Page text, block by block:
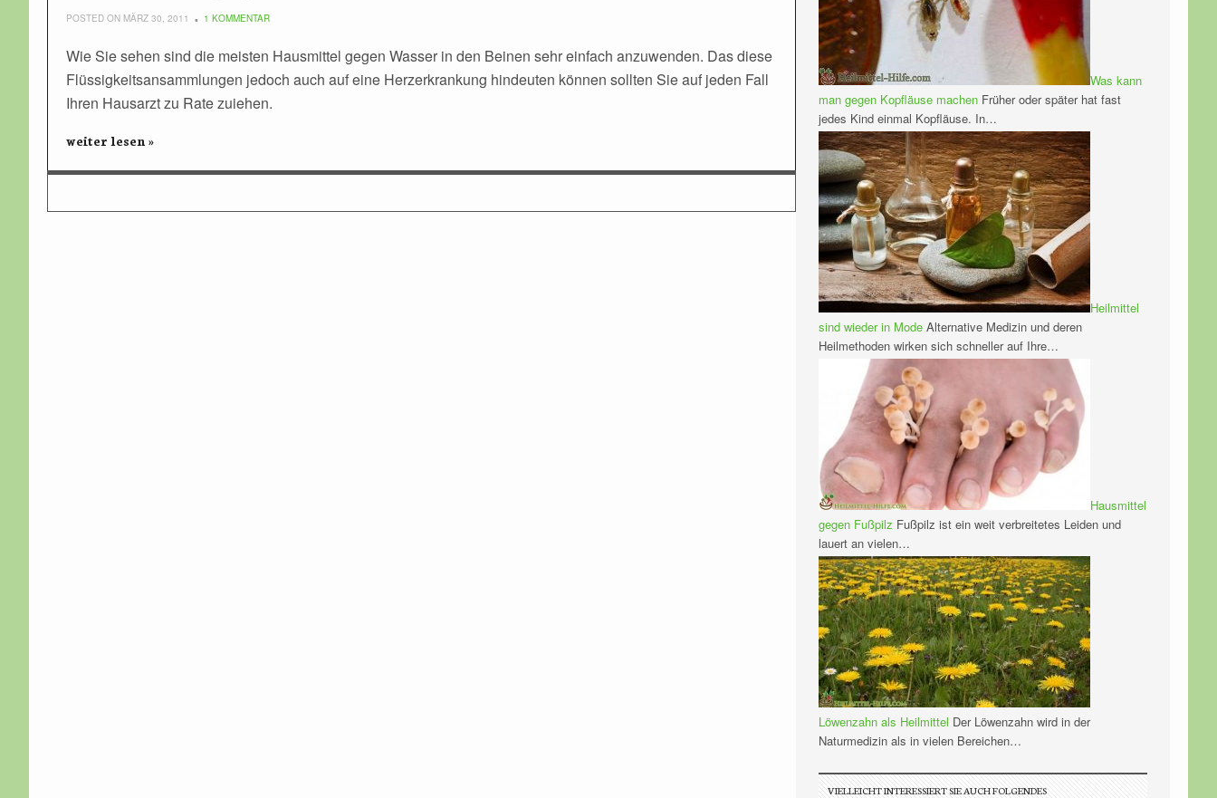
POSTED ON MÄRZ 30, 2011 1 KOMMENTAR
Wie Sie sehen sind die meisten Hausmittel gegen Wasser in den Beinen sehr einfach anzuwenden. Das diese
Flüssigkeitsansammlungen jedoch auch auf eine Herzerkrankung hindeuten können sollten Sie auf jeden Fall
Ihren Hausarzt zu Rate zuiehen.
weiter lesen »
Was kann
man gegen Kopfläuse machenFrüher oder später hat fast
jedes Kind einmal Kopfläuse. In…
Heilmittel
sind wieder in ModeAlternative Medizin und deren
Heilmethoden wirken sich schneller auf Ihre…
Hausmittel
gegen Fußpilz Fußpilz ist ein weit verbreitetes Leiden und
lauert an vielen…
Löwenzahn als Heilmittel Der Löwenzahn wird in der
Naturmedizin als in vielen Bereichen…
VIELLEICHT INTERESSIERT SIE AUCH FOLGENDES